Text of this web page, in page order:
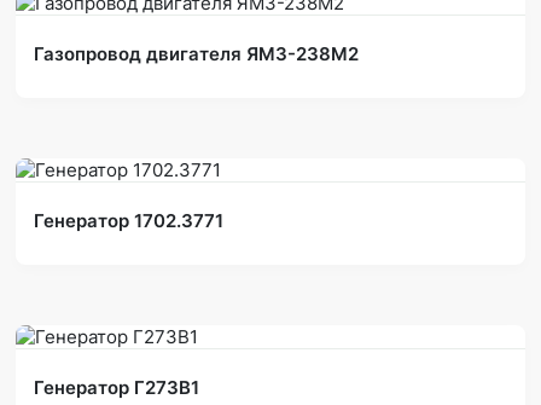
Газопровод двигателя ЯМЗ-238М2
Генератор 1702.3771
Генератор Г273В1